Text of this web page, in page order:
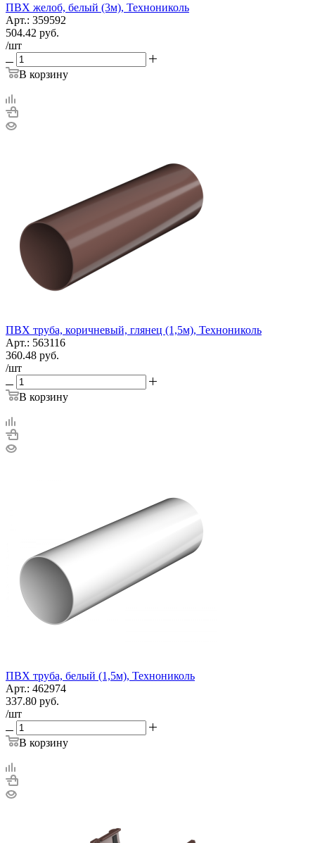
ПВХ желоб, белый (3м), Технониколь
Арт.: 359592
504.42 руб.
/шт
В корзину
ПВХ труба, коричневый, глянец (1,5м), Технониколь
Арт.: 563116
360.48 руб.
/шт
В корзину
ПВХ труба, белый (1,5м), Технониколь
Арт.: 462974
337.80 руб.
/шт
В корзину